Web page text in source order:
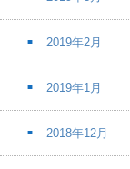
2019年2月
2019年1月
2018年12月